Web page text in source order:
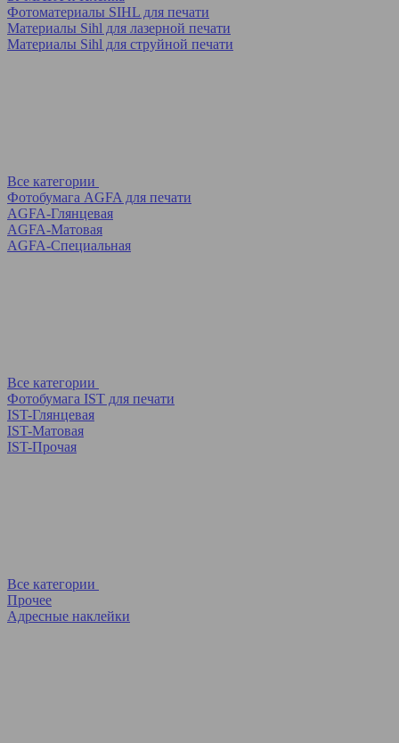
Фотоматериалы SIHL для печати
Материалы Sihl для лазерной печати
Материалы Sihl для струйной печати
Все категории
Фотобумага AGFA для печати
AGFA-Глянцевая
AGFA-Матовая
AGFA-Специальная
Все категории
Фотобумага IST для печати
IST-Глянцевая
IST-Матовая
IST-Прочая
Все категории
Прочее
Адресные наклейки